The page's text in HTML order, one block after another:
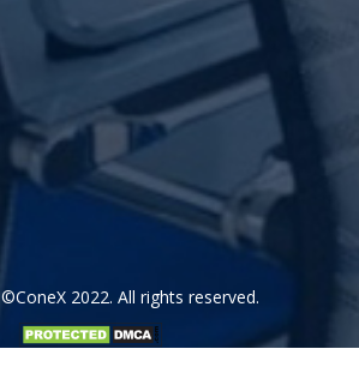
©ConeX 2022. All rights reserved.